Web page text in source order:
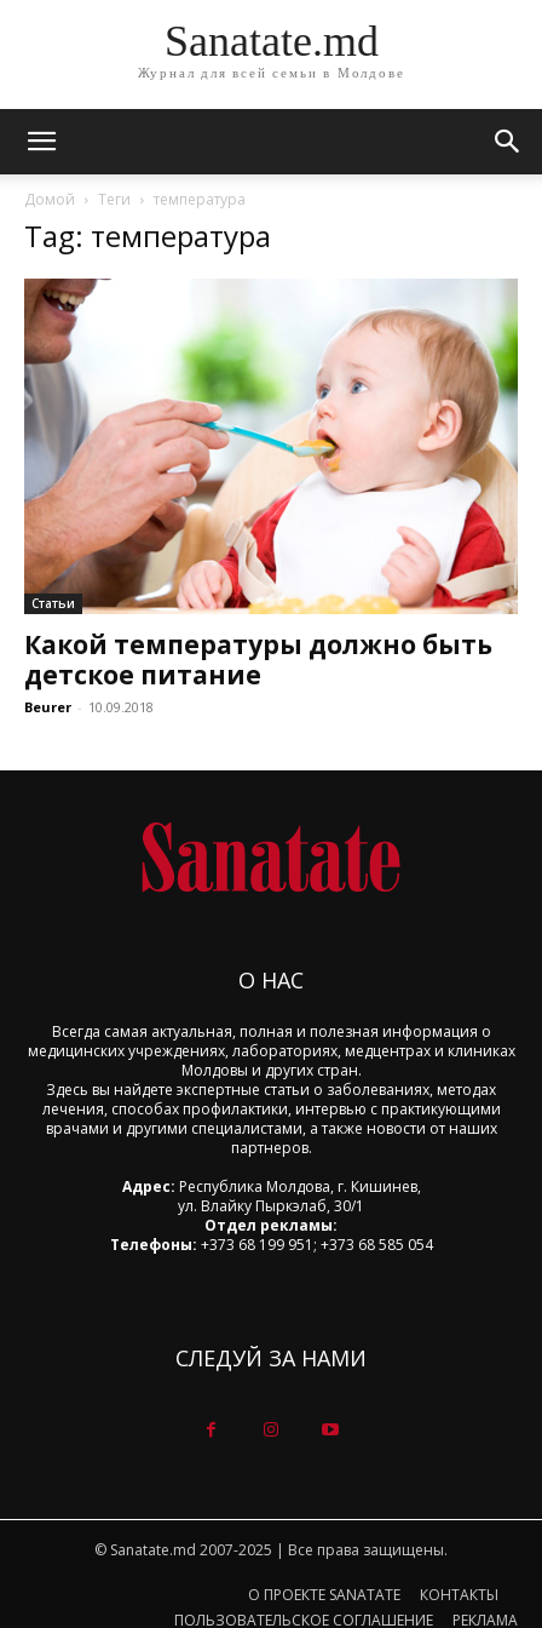
Sanatate.md
Журнал для всей семьи в Молдове
Домой Теги температура
Tag: температура
Статьи
Какой температуры должно быть
детское питание
Beurer - 10.09.2018
О НАС
Всегда самая актуальная, полная и полезная информация о
медицинских учреждениях, лабораториях, медцентрах и клиниках
Молдовы и других стран.
Здесь вы найдете экспертные статьи о заболеваниях, методах
лечения, способах профилактики, интервью с практикующими
врачами и другими специалистами, а также новости от наших
партнеров.
Адрес: Республика Молдова, г. Кишинев,
ул. Влайку Пыркэлаб, 30/1
Отдел рекламы:
Телефоны: +373 68 199 951; +373 68 585 054
СЛЕДУЙ ЗА НАМИ
© Sanatate.md 2007-2025 | Все права защищены.
О ПРОЕКТЕ SANATATE
КОНТАКТЫ
ПОЛЬЗОВАТЕЛЬСКОЕ СОГЛАШЕНИЕ
РЕКЛАМА